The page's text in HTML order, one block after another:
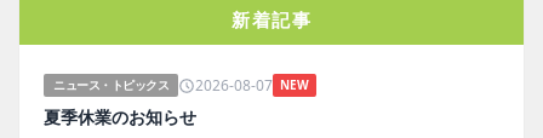
新着記事
ニュース・トピックス 2026-08-07 NEW
夏季休業のお知らせ